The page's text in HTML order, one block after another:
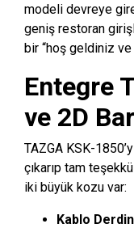
modeli devreye
geniş restoran
bir “hoş geldiniz ve
Entegre
ve 2D
TAZGA KSK-
çıkarıp tam
iki büyük kozu var:
Kablo